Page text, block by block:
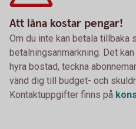
Att låna kostar pengar!
Om du inte kan betala tillbaka
betalningsanmärkning. Det
hyra bostad, teckna
vänd dig till budget- och
Kontaktuppgifter finns på